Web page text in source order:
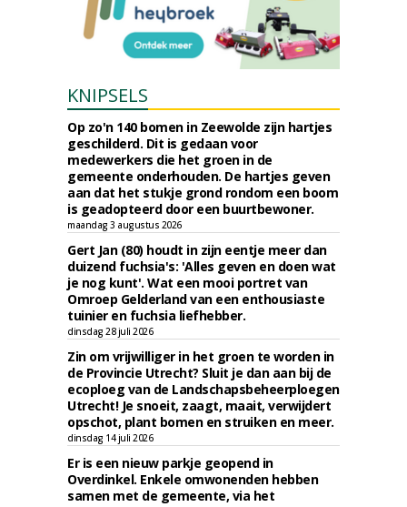
KNIPSELS
Op zo'n 140 bomen in Zeewolde zijn hartjes
geschilderd. Dit is gedaan voor
medewerkers die het groen in de
gemeente onderhouden. De hartjes geven
aan dat het stukje grond rondom een boom
is geadopteerd door een buurtbewoner.
maandag 3 augustus 2026
Gert Jan (80) houdt in zijn eentje meer dan
duizend fuchsia's: 'Alles geven en doen wat
je nog kunt'. Wat een mooi portret van
Omroep Gelderland van een enthousiaste
tuinier en fuchsia liefhebber.
dinsdag 28 juli 2026
Zin om vrijwilliger in het groen te worden in
de Provincie Utrecht? Sluit je dan aan bij de
ecoploeg van de Landschapsbeheerploegen
Utrecht! Je snoeit, zaagt, maait, verwijdert
opschot, plant bomen en struiken en meer.
dinsdag 14 juli 2026
Er is een nieuw parkje geopend in
Overdinkel. Enkele omwonenden hebben
samen met de gemeente, via het